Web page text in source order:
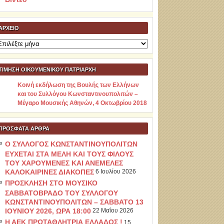
ΟΙΚΟΥΜΕΝΙΚΟΥ ΠΑΤΡΙΑΡΧΗ
Κοινή εκδήλωση της Βουλής των Ελλήνων
και του Συλλόγου Κωνσταντινουπολιτών –
Μέγαρο Μουσικής Αθηνών, 4 Οκτωβρίου 2018
ΆΡΘΡΑ
Ο ΣΥΛΛΟΓΟΣ ΚΩΝΣΤΑΝΤΙΝΟΥΠΟΛΙΤΩΝ
ΕΥΧΕΤΑΙ ΣΤΑ ΜΕΛΗ ΚΑΙ ΤΟΥΣ ΦΙΛΟΥΣ
ΤΟΥ ΧΑΡΟΥΜΕΝΕΣ ΚΑΙ ΑΝΕΜΕΛΕΣ
ΚΑΛΟΚΑΙΡΙΝΕΣ ΔΙΑΚΟΠΕΣ 6 Ιουλίου 2026
ΠΡΟΣΚΛΗΣΗ ΣΤΟ ΜΟΥΣΙΚΟ
ΣΑΒΒΑΤΟΒΡΑΔΟ ΤΟΥ ΣΥΛΛΟΓΟΥ
ΚΩΝΣΤΑΝΤΙΝΟΥΠΟΛΙΤΩΝ – ΣΑΒΒΑΤΟ 13
ΙΟΥΝΙΟΥ 2026, ΩΡΑ 18:00 22 Μαΐου 2026
Η ΑΕΚ ΠΡΩΤΑΘΛΗΤΡΙΑ ΕΛΛΑΔΟΣ !